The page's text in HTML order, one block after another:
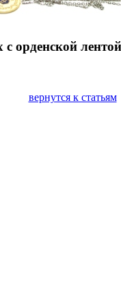
орденской
вернутся к статьям